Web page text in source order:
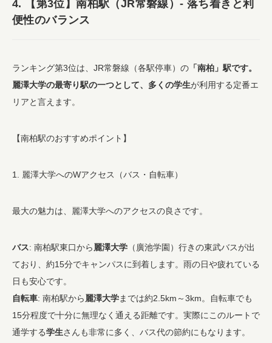
4. 【第3位】南柏駅（JR常磐線）- 落ち着きと利
便性のバランス
ランキング第3位は、JR常磐線（各駅停車）の 「南柏」駅です。
麗澤大学の最寄り駅の一つとして、多くの学生が利用する定番エ
リアと言えます。
【南柏駅のおすすめポイント】
1. 麗澤大学へのWアクセス（バス・自転車）
最大の魅力は、麗澤大学へのアクセスの良さです。
バス: 南柏駅東口から麗澤大学 （廣池学園）行きの東武バスが出
ており、約15分でキャンパスに到着します。雨の日や疲れている
日も安心です。
自転車: 南柏駅から麗澤大学までは約2.5km～3km。自転車でも
15分程度で十分に無理なく通える距離です。実際にこのルートで
通学する学生さんも非常に多く、バス代の節約にもなります。